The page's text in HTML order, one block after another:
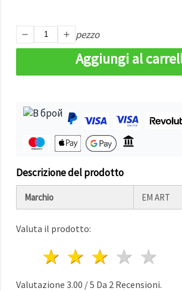
cookie
tecnicamente
necessari.
Accetta
Impostazioni
pezzo
Aggiungi al
Descrizione del prodotto
Marchio EM ART
Valuta il prodotto:
4
3 stelle
2 stelle
1 stella
Valutazione 3.00 /5 Da 2 Recensioni.